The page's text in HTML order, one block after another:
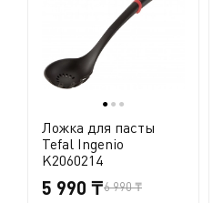
● ● ●
Ложка для пасты
Tefal Ingenio
K2060214
5 990 ₸6 990 ₸